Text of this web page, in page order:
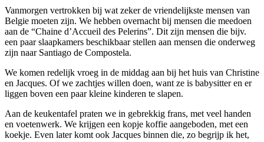
Vanmorgen vertrokken bij wat zeker de vriendelijkste mensen van
Belgie moeten zijn. We hebben overnacht bij mensen die meedoen
aan de “Chaine d’Accueil des Pelerins”. Dit zijn mensen die bijv.
een paar slaapkamers beschikbaar stellen aan mensen die onderweg
zijn naar Santiago de Compostela.
We komen redelijk vroeg in de middag aan bij het huis van Christine
en Jacques. Of we zachtjes willen doen, want ze is babysitter en er
liggen boven een paar kleine kinderen te slapen.
Aan de keukentafel praten we in gebrekkig frans, met veel handen
en voetenwerk. We krijgen een kopje koffie aangeboden, met een
koekje. Even later komt ook Jacques binnen die, zo begrijp ik het,